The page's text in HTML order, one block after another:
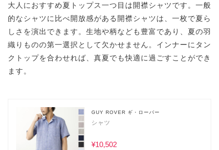
大人におすすめ夏トップス一つ目は開襟シャツです。一般
的なシャツに比べ開放感がある開襟シャツは、一枚で夏ら
しさを演出できます。生地や柄なども豊富であり、夏の羽
織りものの第一選択として欠かせません。インナーにタン
クトップを合わせれば、真夏でも快適に過ごすことができ
ます。
GUY ROVER ギ・ローバー
シャツ
¥10,502